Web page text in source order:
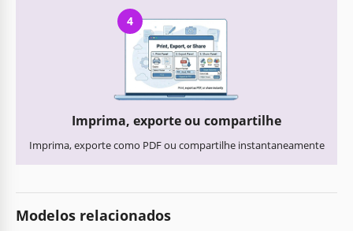
4
Imprima, exporte ou compartilhe
Imprima, exporte como PDF ou compartilhe instantaneamente
Modelos relacionados